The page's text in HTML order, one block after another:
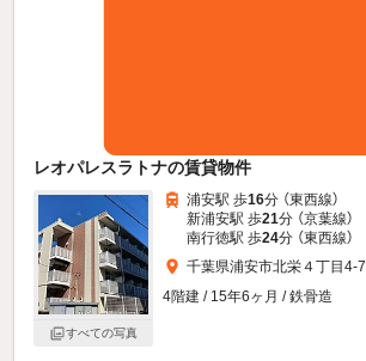
レオパレスラトナの賃貸物件
すべての写真
浦安駅 歩16分 （東西線）
新浦安駅 歩21分 （京葉線）
南行徳駅 歩24分 （東西線）
千葉県浦安市北栄４丁目4-7
4階建 / 15年6ヶ月 / 鉄骨造